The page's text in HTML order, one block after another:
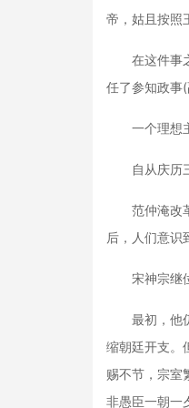
帝，姑且按照
在这件事之
任了参知政事
一个理想
自从庆历三
范仲淹改革
后，人们意识
宋神宗继位
最初，他仍
缩朝廷开支。
赐不节，宗室
非愚臣一朝一